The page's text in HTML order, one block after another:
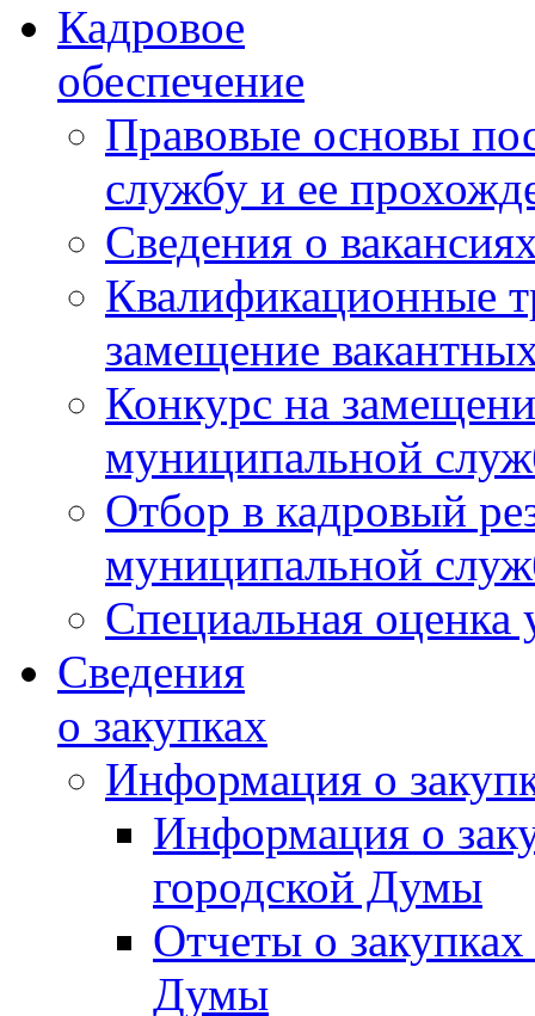
Кадровое
обеспечение
Правовые основы
службу и ее
Сведения о
Квалификационные
замещение
Конкурс на
муниципальной
Отбор в кадровый
муниципальной
Специальная оценка
Сведения
о закупках
Информация о
Информация о
городской Думы
Отчеты о
Думы